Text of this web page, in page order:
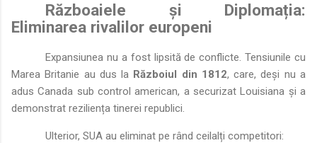
Războaiele și Diplomația:
Eliminarea rivalilor europeni
Expansiunea nu a fost lipsită de conflicte. Tensiunile cu
Marea Britanie au dus la Războiul din 1812, care, deși nu a
adus Canada sub control american, a securizat Louisiana și a
demonstrat reziliența tinerei republici.
Ulterior, SUA au eliminat pe rând ceilalți competitori: